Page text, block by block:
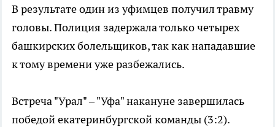
В результате один из уфимцев получил травму
головы. Полиция задержала только четырех
башкирских болельщиков, так как нападавшие
к тому времени уже разбежались.
Встреча "Урал" – "Уфа" накануне завершилась
победой екатеринбургской команды (3:2).